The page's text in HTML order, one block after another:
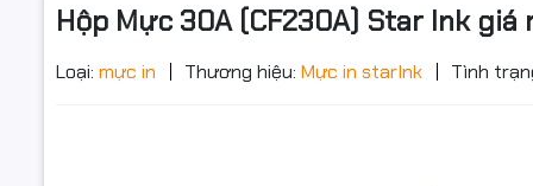
Hộp Mực 30A (CF230A) Star Ink
Loại: mực in Thương hiệu: Mực in starInk Tình